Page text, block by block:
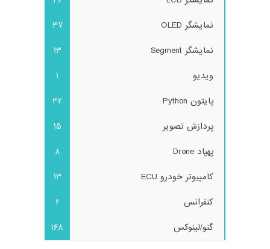
نمایشگر OLED
37
نمایشگر Segment
13
ویدیو
1
پایتون Python
32
پردازش تصویر
15
پهپاد Drone
8
کامپیوتر خودرو ECU
13
کنفرانس
2
گنو/لینوکس
168